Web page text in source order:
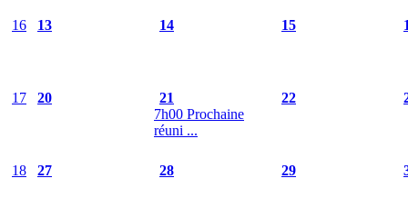
16 13 14 15
17 20
21
7h00 Prochaine
réuni ...
22
18 27 28 29